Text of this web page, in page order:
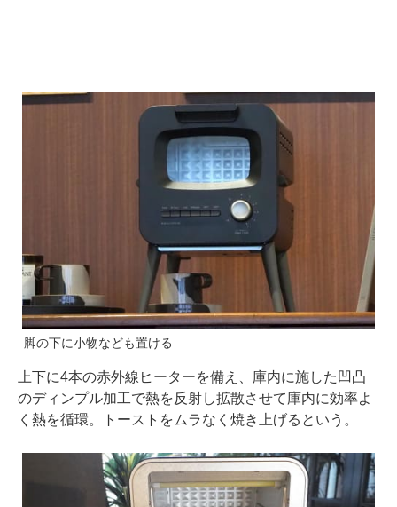
脚の下に小物なども置ける
上下に4本の赤外線ヒーターを備え、庫内に施した凹凸
のディンプル加工で熱を反射し拡散させて庫内に効率よ
く熱を循環。トーストをムラなく焼き上げるという。